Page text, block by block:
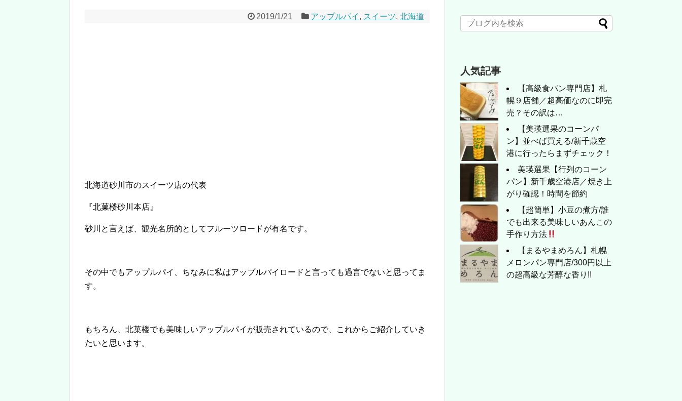
2019/1/21 アップルパイ , スイーツ, 北海道
北海道砂川市のスイーツ店の代表
『北菓楼砂川本店』
砂川と言えば、観光名所的としてフルーツロードが有名です。
その中でもアップルパイ、ちなみに私はアップルパイロードと言っても過言でないと思ってま
す。
もちろん、北菓楼でも美味しいアップルパイが販売されているので、これからご紹介していき
たいと思います。
人気記事
【高級食パン専門店】札
幌９店舗／超高価なのに即完
売？その訳は…
【美瑛選果のコーンパ
ン】並べば買える/新千歳空
港に行ったらまずチェック！
美瑛選果【行列のコーン
パン】新千歳空港店／焼き上
がり確認！時間を節約
【超簡単】小豆の煮方/誰
でも出来る美味しいあんこの
手作り方法
【まるやまめろん】札幌
メロンパン専門店/300円以上
の超高級な芳醇な香り!!